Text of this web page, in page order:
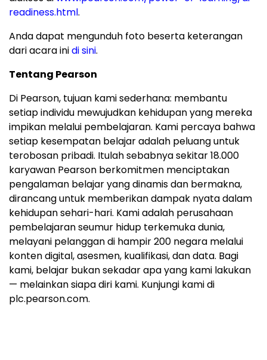
readiness.html.
Andadapat mengunduh foto beserta keterangan
dari acara inidi sini.
Tentang Pearson
Di Pearson, tujuan kami sederhana: membantu
setiap individu mewujudkan kehidupan yang mereka
impikan melalui pembelajaran. Kami percaya bahwa
setiap kesempatan belajar adalah peluang untuk
terobosan pribadi. Itulah sebabnya sekitar 18.000
karyawan Pearson berkomitmen menciptakan
pengalaman belajar yang dinamis dan bermakna,
dirancang untuk memberikan dampak nyata dalam
kehidupan sehari-hari. Kami adalah perusahaan
pembelajaran seumur hidup terkemuka dunia,
melayani pelanggan di hampir 200 negara melalui
konten digital, asesmen, kualifikasi, dan data. Bagi
kami, belajar bukan sekadar apa yang kami lakukan
— melainkan siapa diri kami. Kunjungi kami di
plc.pearson.com.